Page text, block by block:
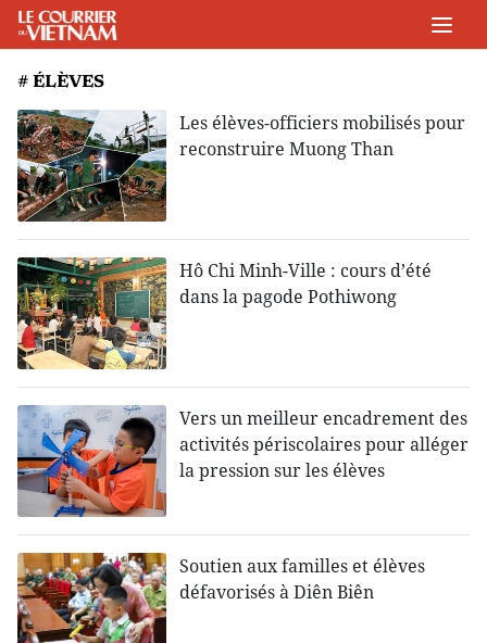
# ÉLÈVES
Les élèves-officiers mobilisés pour
reconstruire Muong Than
Hô Chi Minh-Ville : cours d’été
dans la pagode Pothiwong
Vers un meilleur encadrement des
activités périscolaires pour alléger
la pression sur les élèves
Soutien aux familles et élèves
défavorisés à Diên Biên